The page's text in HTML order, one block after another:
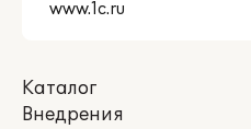
Каталог
Внедрения